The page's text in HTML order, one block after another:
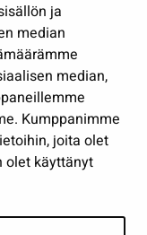
ja
median
median,
Kumppanimme
joita olet
olet käyttänyt